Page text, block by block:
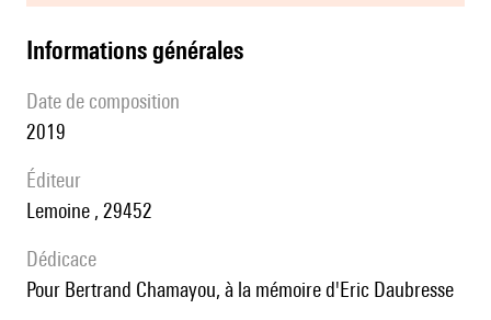
informations générales
date de composition
2019
éditeur
Lemoine , 29452
Dédicace
pour Bertrand Chamayou, à la mémoire d'Eric Daubresse